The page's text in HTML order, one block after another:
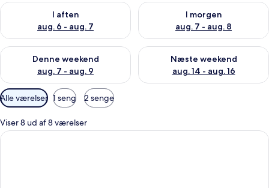
I aften
aug. 6 - aug. 7
Tjek tilgængelighed for i aften aug. 6 - aug. 7
I morgen
aug. 7 - aug. 8
Tjek tilgængelighed for i
Denne weekend
aug. 7 - aug. 9
Tjek tilgængelighed for denne weekend aug. 7 - aug. 9
Næste weekend
aug. 14 - aug. 16
Tjek tilgængelighed for næste
Tilgængelige
filtre
for
værelser
Alle værelser 1 seng 2 senge
Viser 8 ud af 8 værelser